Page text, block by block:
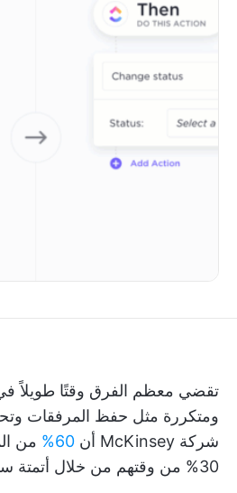
تقضي معظم الفرق وقتًا طويلاً
ومتكررة مثل حفظ المرفقات
شركة McKinsey أن
60%
من
30% من وقتهم من خلال أتمتة سير العمل وحدها.